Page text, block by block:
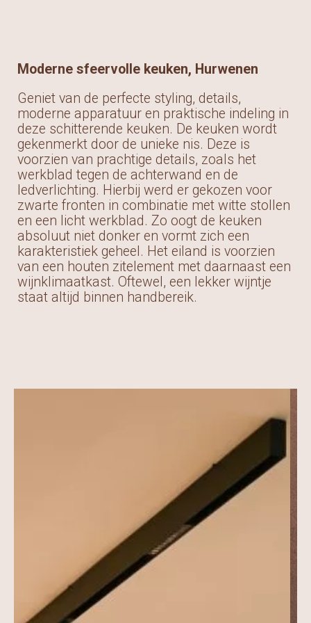
Moderne sfeervolle keuken, Hurwenen
Geniet van de perfecte styling, details,
moderne apparatuur en praktische indeling in
deze schitterende keuken. De keuken wordt
gekenmerkt door de unieke nis. Deze is
voorzien van prachtige details, zoals het
werkblad tegen de achterwand en de
ledverlichting. Hierbij werd er gekozen voor
zwarte fronten in combinatie met witte stollen
en een licht werkblad. Zo oogt de keuken
absoluut niet donker en vormt zich een
karakteristiek geheel. Het eiland is voorzien
van een houten zitelement met daarnaast een
wijnklimaatkast. Oftewel, een lekker wijntje
staat altijd binnen handbereik.